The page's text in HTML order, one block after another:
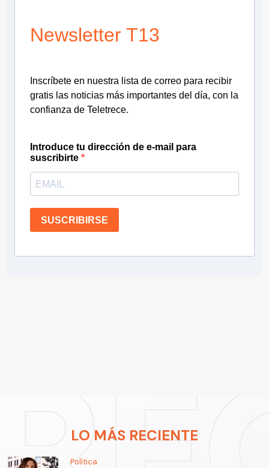
Newsletter T13
Inscríbete en nuestra lista de correo para recibir
gratis las noticias más importantes del día, con la
confianza de Teletrece.
Introduce tu dirección de e-mail para
suscribirte
SUSCRIBIRSE
LO MÁS RECIENTE
Política